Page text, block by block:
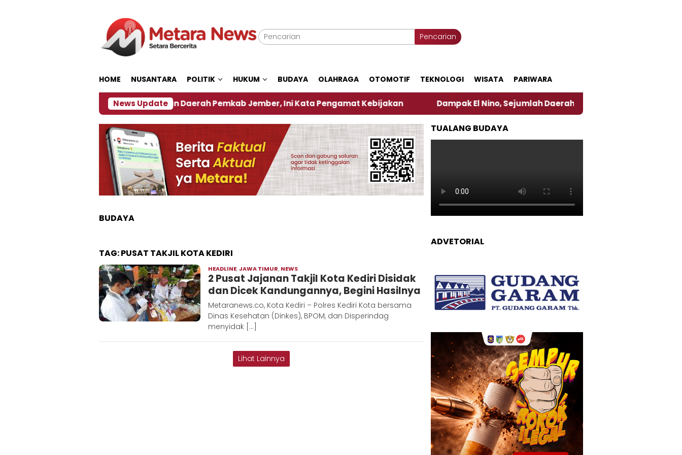
Pencarian
HOME NUSANTARA POLITIK HUKUM BUDAYA OLAHRAGA OTOMOTIF TEKNOLOGI WISATA PARIWARA
News Update
‎Soal Rencana Pinjaman Daerah Pemkab Jember, Ini Kata Pengamat Kebijakan ‎ Dampak El Nino, Sejumlah Daerah di Jember Alami Krisi Air
BUDAYA
TAG:PUSAT TAKJIL KOTA KEDIRI
HEADLINE,JAWA TIMUR, NEWS
Hadi
2 Pusat Jajanan Takjil Kota Kediri Disidak
dan Dicek Kandungannya, Begini Hasilnya
Metaranews.co, Kota Kediri – Polres Kediri Kota bersama
Dinas Kesehatan (Dinkes), BPOM, dan Disperindag
menyidak […]
Lihat Lainnya
TUALANG BUDAYA
ADVETORIAL